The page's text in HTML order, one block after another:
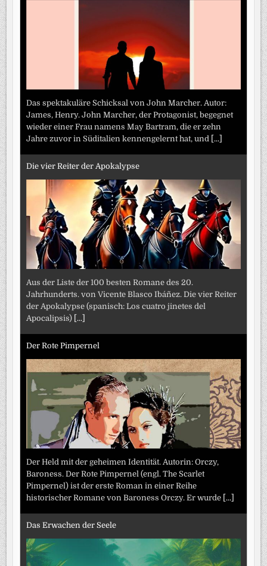
Das spektakuläre Schicksal von John Marcher. Autor:
James, Henry. John Marcher, der Protagonist, begegnet
wieder einer Frau namens May Bartram, die er zehn
Jahre zuvor in Süditalien kennengelernt hat, und [...]
Die vier Reiter der Apokalypse
Aus der Liste der 100 besten Romane des 20.
Jahrhunderts. von Vicente Blasco Ibáñez. Die vier Reiter
der Apokalypse (spanisch: Los cuatro jinetes del
Apocalipsis) [...]
Der Rote Pimpernel
Der Held mit der geheimen Identität. Autorin: Orczy,
Baroness. Der Rote Pimpernel (engl. The Scarlet
Pimpernel) ist der erste Roman in einer Reihe
historischer Romane von Baroness Orczy. Er wurde [...]
Das Erwachen der Seele